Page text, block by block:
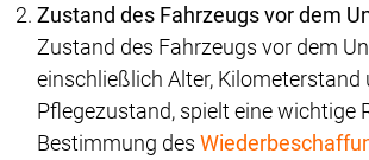
Zustand des Fahrzeugs vor dem
Zustand des Fahrzeugs vor dem
einschließlich Alter, Kilometerstand
Pflegezustand, spielt eine wichtige
Bestimmung des